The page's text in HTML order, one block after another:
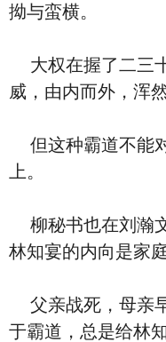
拗与蛮横。
大权在握了二三
威，由内而外，浑
但这种霸道不能
上。
柳秘书也在刘瀚
林知宴的内向是家
父亲战死，母亲
于霸道，总是给林